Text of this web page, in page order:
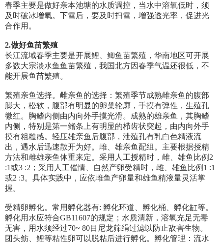
春季主要是做好亲本池塘的水质调控，当水中溶氧低时，须
及时破冰增氧。下雪后，要及时扫雪，增强透光率，促进光
合作用。
2.做好鱼苗繁殖
长江流域春季主要是开展鲤、鲫鱼苗繁殖，华南地区可开展
多数大宗淡水鱼鱼苗繁殖，我国北方因春季气温还很低，不
能开展鱼苗繁殖。
繁殖亲鱼选择。雌亲鱼的选择：繁殖季节成熟雌亲鱼的腹部
膨大，松软，腹部有明显的卵巢轮廓，手摸有弹性，生殖孔
微红。胸鳍内侧由内向外手摸光滑。成熟的雄亲鱼，其胸鳍
内侧，特别是第一鳍条上有明显的栉齿状突起，由内向外手
摸有粗糙感。轻压雄亲鱼后腹部，泄殖孔有乳白色精液流
出，遇水后迅速散开为好。雌、雄亲鱼配组。主要根据授精
方法和雌雄亲鱼体重来定。采用人工授精时，雌、雄鱼比例2
:1或3 :2；采用人工催情、自然产卵受精时，雌、雄鱼比例1 :1
或2 :3。具体实践中，应依雌鱼产卵量和雄鱼精液量灵活掌
握。
受精卵孵化。常用孵化器有: 孵化环道、孵化桶、孵化缸等。
孵化用水应符合GB11607的规定；水质清新，溶氧充足无毒
无害，用水须经过70~ 80目尼龙筛绢过滤以防止敌害生物。
团头鲂、鲤等粘性卵可以脱粘后进行孵化。孵化管理：流水